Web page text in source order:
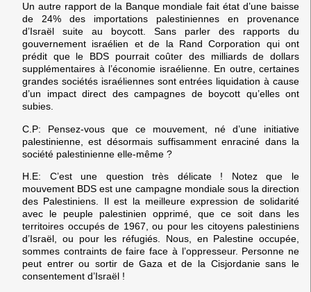
Un autre rapport de la Banque mondiale fait état d’une baisse
de 24% des importations palestiniennes en provenance
d’Israël suite au boycott. Sans parler des rapports du
gouvernement israélien et de la Rand Corporation qui ont
prédit que le BDS pourrait coûter des milliards de dollars
supplémentaires à l’économie israélienne. En outre, certaines
grandes sociétés israéliennes sont entrées liquidation à cause
d’un impact direct des campagnes de boycott qu’elles ont
subies.
C.P: Pensez-vous que ce mouvement, né d’une initiative
palestinienne, est désormais suffisamment enraciné dans la
société palestinienne elle-même ?
H.E: C’est une question très délicate ! Notez que le
mouvement BDS est une campagne mondiale sous la direction
des Palestiniens. Il est la meilleure expression de solidarité
avec le peuple palestinien opprimé, que ce soit dans les
territoires occupés de 1967, ou pour les citoyens palestiniens
d’Israël, ou pour les réfugiés. Nous, en Palestine occupée,
sommes contraints de faire face à l’oppresseur. Personne ne
peut entrer ou sortir de Gaza et de la Cisjordanie sans le
consentement d’Israël !